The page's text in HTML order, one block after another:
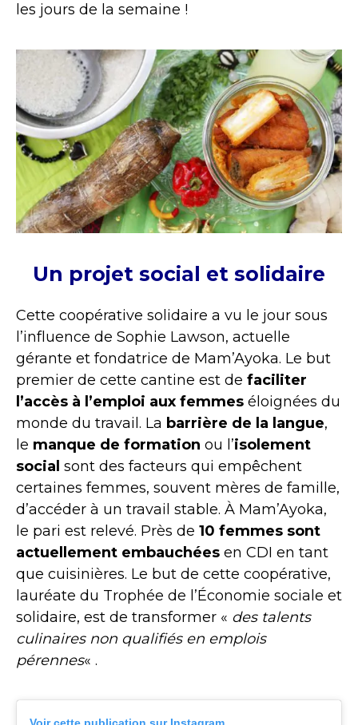
les jours de la semaine !
Un projet social et solidaire
Cette coopérative solidaire a vu le jour sous
l’influence de Sophie Lawson, actuelle
gérante et fondatrice de Mam’Ayoka. Le but
premier de cette cantine est de faciliter
l’accès à l’emploi aux femmes éloignées du
monde du travail. La barrière de la langue,
le manque de formation ou l’isolement
social sont des facteurs qui empêchent
certaines femmes, souvent mères de famille,
d’accéder à un travail stable. À Mam’Ayoka,
le pari est relevé. Près de 10 femmes sont
actuellement embauchées en CDI en tant
que cuisinières. Le but de cette coopérative,
lauréate du Trophée de l’Économie sociale et
solidaire, est de transformer « des talents
culinaires non qualifiés en emplois
pérennes« .
Voir cette publication sur Instagram